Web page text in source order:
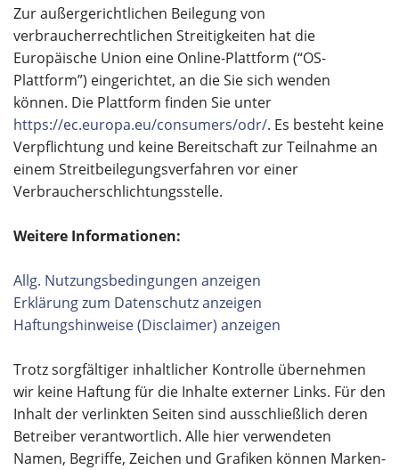
Zur außergerichtlichen Beilegung von
verbraucherrechtlichen Streitigkeiten hat die
Europäische Union eine Online-Plattform (“OS-
Plattform”) eingerichtet, an die Sie sich wenden
können. Die Plattform finden Sie unter
https://ec.europa.eu/consumers/odr/. Es besteht keine
Verpflichtung und keine Bereitschaft zur Teilnahme an
einem Streitbeilegungsverfahren vor einer
Verbraucherschlichtungsstelle.
Weitere Informationen:
Allg. Nutzungsbedingungen anzeigen
Erklärung zum Datenschutz anzeigen
Haftungshinweise (Disclaimer) anzeigen
Trotz sorgfältiger inhaltlicher Kontrolle übernehmen
wir keine Haftung für die Inhalte externer Links. Für den
Inhalt der verlinkten Seiten sind ausschließlich deren
Betreiber verantwortlich. Alle hier verwendeten
Namen, Begriffe, Zeichen und Grafiken können Marken-